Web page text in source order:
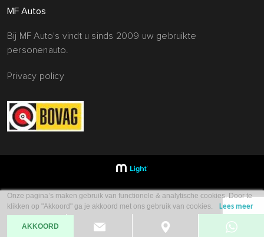
MF Autos
Bij MF Auto's vindt u sinds 2009 uw gebruikte
personenauto.
Privacy policy
Onze pagina’s maken gebruik van functionele & analytische cookies. Door te
klikken op "Akkoord" ga je akkoord met ons gebruik van cookies.
Lees meer
AKKOORD